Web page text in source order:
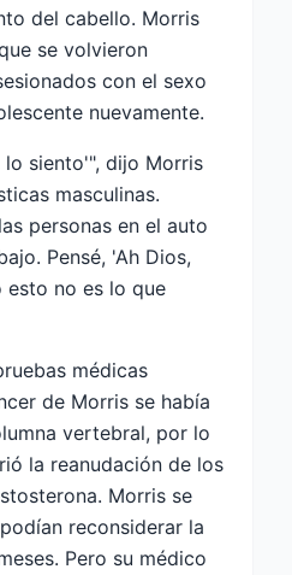
del cabello. Morris
se volvieron
con el sexo
nuevamente.
siento'", dijo Morris
masculinas.
personas en el auto
Pensé, 'Ah Dios,
esto no es lo que
médicas
de Morris se había
vertebral, por lo
la reanudación de los
Morris se
reconsiderar la
Pero su médico